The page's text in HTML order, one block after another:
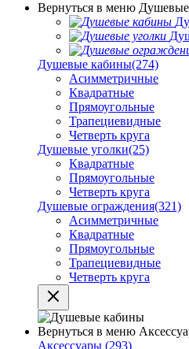
Вернуться в меню
Душевые кабины(274)
Асимметричные
Квадратные
Прямоугольные
Трапециевидные
Четверть круга
Душевые уголки(25)
Квадратные
Прямоугольные
Четверть круга
Душевые ограждения(321)
Асимметричные
Квадратные
Прямоугольные
Трапециевидные
Четверть круга
Вернуться в меню
Аксессуары (293)